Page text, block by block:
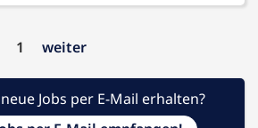
1 weiter
Jobs per E-Mail erhalten?